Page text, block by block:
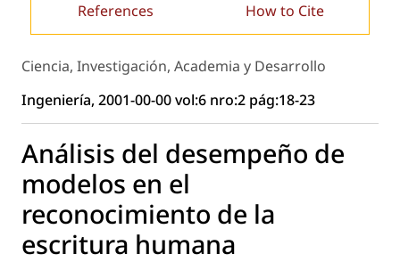
References How to Cite
Ciencia, Investigación, Academia y Desarrollo
Ingeniería, 2001-00-00 vol:6 nro:2 pág:18-23
Análisis del desempeño de
modelos en el
reconocimiento de la
escritura humana